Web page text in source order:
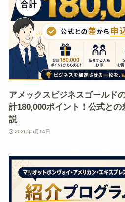
アメックスビジネスゴールド
計180,000ポイント！公式と
説
2026年5月14日